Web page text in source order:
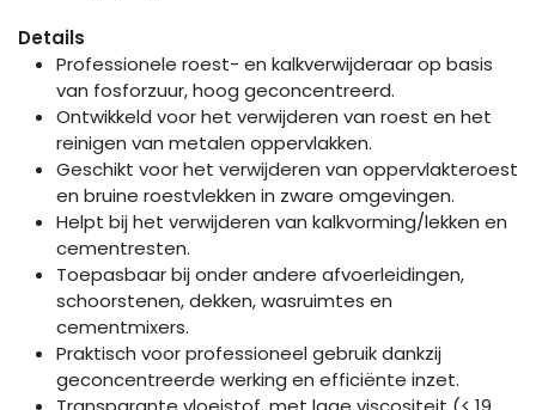
Details
Professionele roest- en kalkverwijderaar op basis
van fosforzuur, hoog geconcentreerd.
Ontwikkeld voor het verwijderen van roest en het
reinigen van metalen oppervlakken.
Geschikt voor het verwijderen van oppervlakteroest
en bruine roestvlekken in zware omgevingen.
Helpt bij het verwijderen van kalkvorming/lekken en
cementresten.
Toepasbaar bij onder andere afvoerleidingen,
schoorstenen, dekken, wasruimtes en
cementmixers.
Praktisch voor professioneel gebruik dankzij
geconcentreerde werking en efficiënte inzet.